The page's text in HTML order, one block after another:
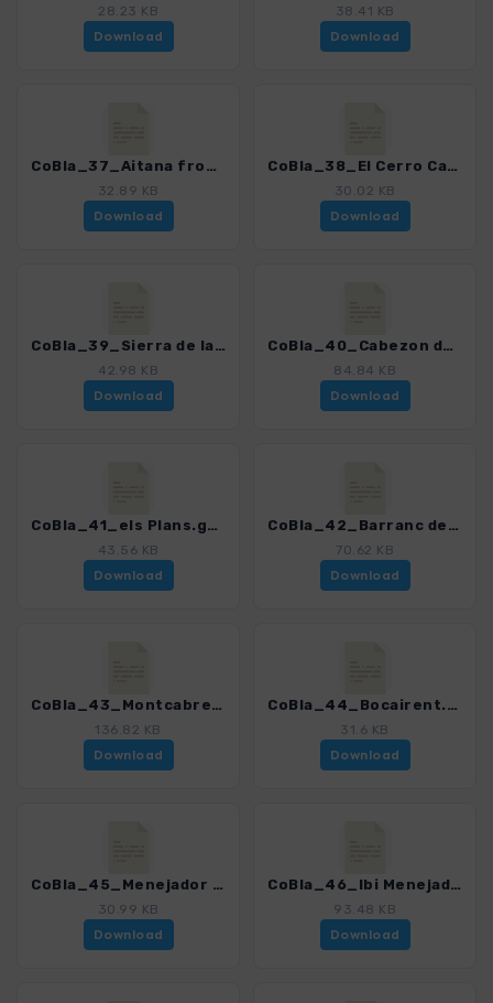
28.23 KB
Download
38.41 KB
Download
CoBla_37_Aitana from Partagas.gpx
32.89 KB
Download
CoBla_38_El Cerro Castell.gpx
30.02 KB
Download
CoBla_39_Sierra de la Grana.gpx
42.98 KB
Download
CoBla_40_Cabezon de Oro.gpx
84.84 KB
Download
CoBla_41_els Plans.gpx
43.56 KB
Download
CoBla_42_Barranc del Sinc.gpx
70.62 KB
Download
CoBla_43_Montcabrer.gpx
136.82 KB
Download
CoBla_44_Bocairent.gpx
31.6 KB
Download
CoBla_45_Menejador Font Roja.gpx
30.99 KB
Download
CoBla_46_Ibi Menejador.gpx
93.48 KB
Download